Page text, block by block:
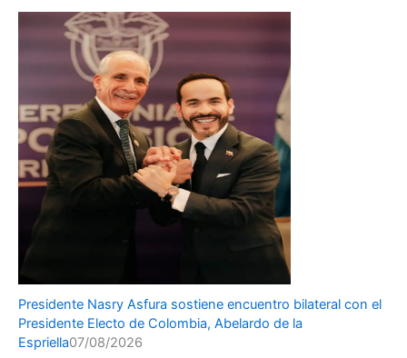
Presidente Nasry Asfura sostiene encuentro bilateral con el
Presidente Electo de Colombia, Abelardo de la
Espriella07/08/2026